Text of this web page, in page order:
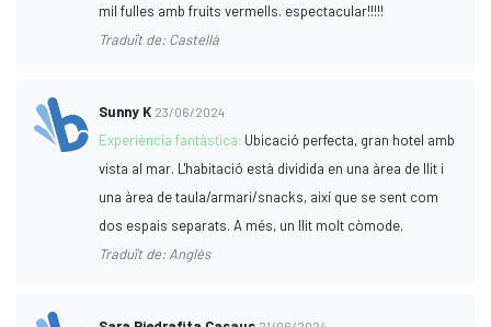
mil fulles amb fruits vermells. espectacular!!!!!
Traduït de: Castellà
Sunny K 23/06/2024
Experiència fantàstica: Ubicació perfecta, gran hotel amb
vista al mar. L'habitació està dividida en una àrea de llit i
una àrea de taula/armari/snacks, així que se sent com
dos espais separats. A més, un llit molt còmode.
Traduït de: Anglès